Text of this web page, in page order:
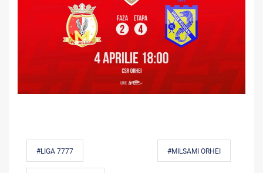
#LIGA 7777 #MILSAMI ORHEI